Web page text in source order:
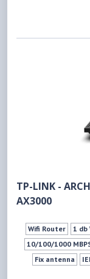
TP-LINK -
AX3000
Wifi Router 1 db
10/100/1000
Fix antenna